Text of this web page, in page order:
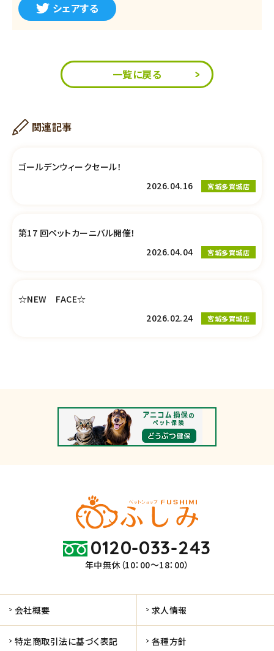
シェアする
一覧に戻る
関連記事
ゴールデンウィークセール！
2026.04.16
宮城多賀城店
第17 回ペットカーニバル開催！
2026.04.04
宮城多賀城店
☆NEW FACE☆
2026.02.24
宮城多賀城店
0120-033-243
年中無休（10：00～18：00）
会社概要 求人情報
特定商取引法に基づく表記 各種方針